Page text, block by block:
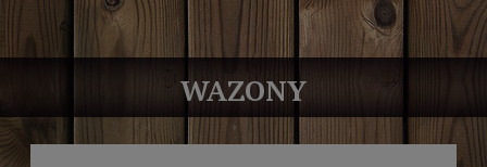
WAZONY